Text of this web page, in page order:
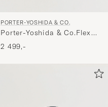
PORTER-YOSHIDA & CO.
Porter-Yoshida & Co.Flex
2Way Tote BagOlive Drab
2 499,-